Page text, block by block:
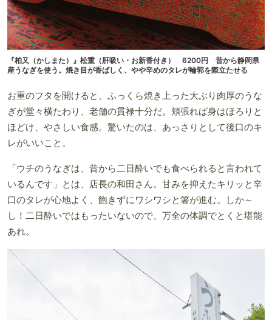
『柏又（かしまた）』松重（肝吸い・お新香付き） 6200円 昔から静岡県
産うなぎを使う。焼き目が香ばしく、やや辛めのタレが輪郭を際立たせる
お重のフタを開けると、ふっくら焼き上った大ぶり肉厚のうな
ぎが堂々横たわり、老舗の貫禄十分だ。頬張れば身はほろりと
ほどけ、やさしい食感。驚いたのは、あっさりとして後口のキ
レがいいこと。
「ウチのうなぎは、昔から二日酔いでも食べられると言われて
いるんです」とは、店長の和田さん。甘みを抑えたキリッと辛
口のタレが心地よく、飽きずにワシワシと箸が進む。しか～
し！二日酔いではもったいないので、万全の体調でとくと堪能
あれ。